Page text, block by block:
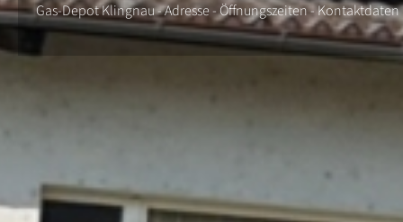
Gas-Depot Klingnau - Adresse - Öffnungszeiten - Kontaktdaten